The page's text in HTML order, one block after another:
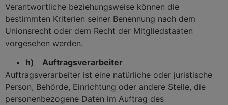
Verantwortliche beziehungsweise können die
bestimmten Kriterien seiner Benennung nach dem
Unionsrecht oder dem Recht der Mitgliedstaaten
vorgesehen werden.
h) Auftragsverarbeiter
Auftragsverarbeiter ist eine natürliche oder juristische
Person, Behörde, Einrichtung oder andere Stelle, die
personenbezogene Daten im Auftrag des